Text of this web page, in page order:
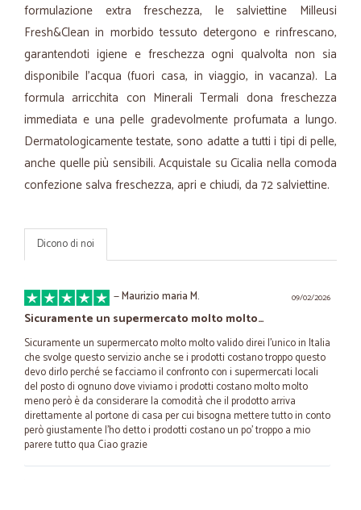
formulazione extra freschezza, le salviettine Milleusi
Fresh&Clean in morbido tessuto detergono e rinfrescano,
garantendoti igiene e freschezza ogni qualvolta non sia
disponibile l’acqua (fuori casa, in viaggio, in vacanza). La
formula arricchita con Minerali Termali dona freschezza
immediata e una pelle gradevolmente profumata a lungo.
Dermatologicamente testate, sono adatte a tutti i tipi di pelle,
anche quelle più sensibili. Acquistale su Cicalia nella comoda
confezione salva freschezza, apri e chiudi, da 72 salviettine.
Dicono di noi
09/02/2026
—Maurizio maria M.
Sicuramente un supermercato molto molto…
Sicuramente un supermercato molto molto valido direi l'unico in Italia
che svolge questo servizio anche se i prodotti costano troppo questo
devo dirlo perché se facciamo il confronto con i supermercati locali
del posto di ognuno dove viviamo i prodotti costano molto molto
meno però è da considerare la comodità che il prodotto arriva
direttamente al portone di casa per cui bisogna mettere tutto in conto
però giustamente l'ho detto i prodotti costano un po' troppo a mio
parere tutto qua Ciao grazie